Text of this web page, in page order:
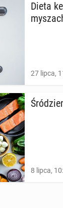
Dieta
27 lipca,
8 lipca,